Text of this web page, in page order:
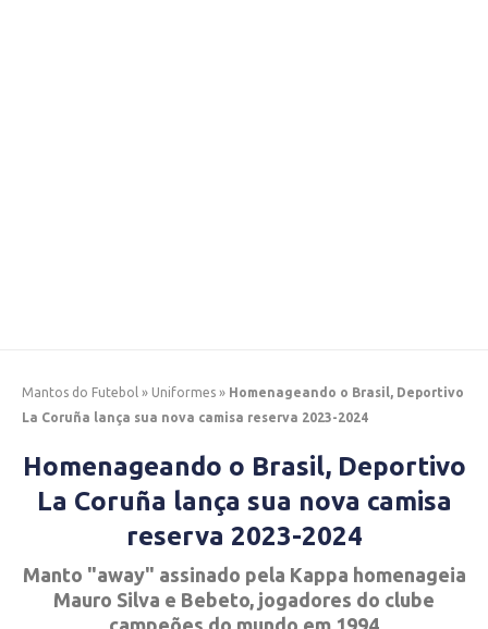
Mantos do Futebol » Uniformes » Homenageando o Brasil, Deportivo
La Coruña lança sua nova camisa reserva 2023-2024
Homenageando o Brasil, Deportivo
La Coruña lança sua nova camisa
reserva 2023-2024
Manto "away" assinado pela Kappa homenageia
Mauro Silva e Bebeto, jogadores do clube
campeões do mundo em 1994